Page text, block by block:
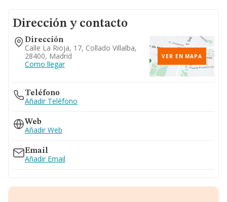
Dirección y contacto
Dirección
Calle La Rioja, 17, Collado Villalba,
28400, Madrid
Como llegar
VER EN MAPA
Teléfono
Añadir Teléfono
Web
Añadir Web
Email
Añadir Email